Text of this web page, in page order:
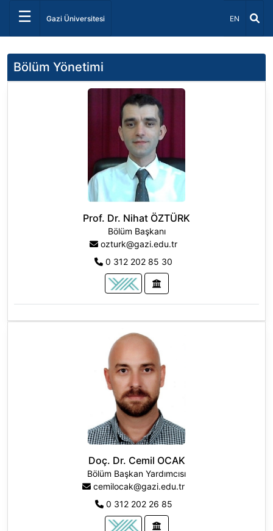
☰ Gazi Üniversitesi Dil Seçiniz
EN
Bölüm Yönetimi
Prof. Dr. Nihat ÖZTÜRK
Bölüm Başkanı
ozturk@gazi.edu.tr
0 312 202 85 30
Doç. Dr. Cemil OCAK
Bölüm Başkan Yardımcısı
cemilocak@gazi.edu.tr
0 312 202 26 85